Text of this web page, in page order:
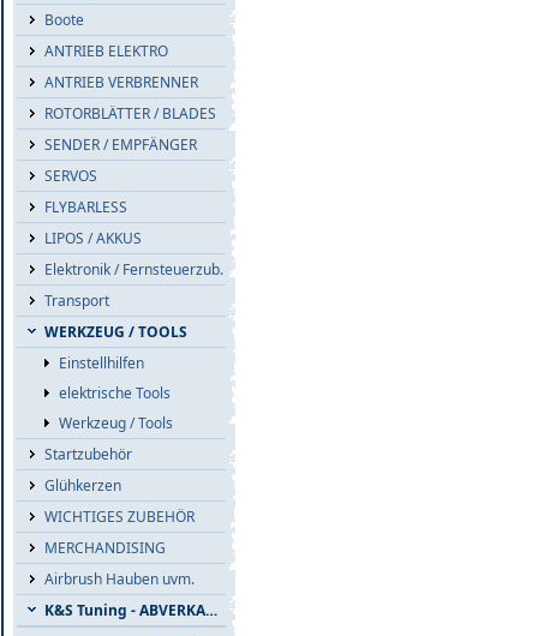
Boote
ANTRIEB ELEKTRO
ANTRIEB VERBRENNER
ROTORBLÄTTER / BLADES
SENDER / EMPFÄNGER
SERVOS
FLYBARLESS
LIPOS / AKKUS
Elektronik / Fernsteuerzub.
Transport
WERKZEUG / TOOLS
Einstellhilfen
elektrische Tools
Werkzeug / Tools
Startzubehör
Glühkerzen
WICHTIGES ZUBEHÖR
MERCHANDISING
Airbrush Hauben uvm.
K&S Tuning - ABVERKAUF